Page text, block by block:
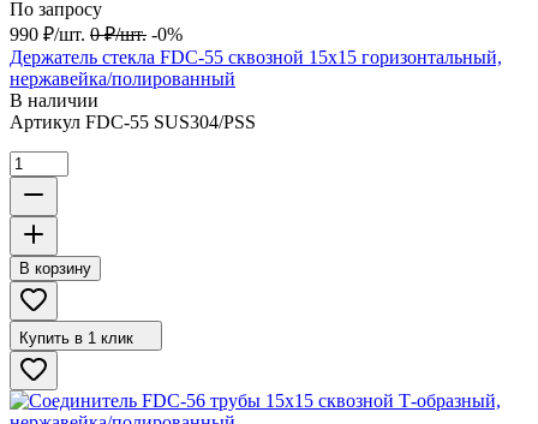
По запросу
990 ₽/шт. 0 ₽/шт. -0%
Держатель стекла FDC-55 сквозной 15х15 горизонтальный,
нержавейка/полированный
В наличии
Артикул FDC-55 SUS304/PSS
В корзину
Купить в 1 клик